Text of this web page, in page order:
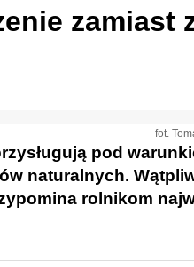
zamiast
fot.
pod
naturalnych.
rolnikom